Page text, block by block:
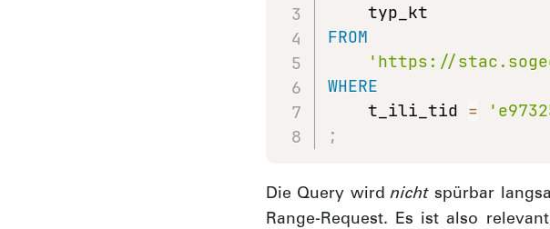
FROM
'https://
WHERE
    t_ili_tid
=
;
Die Query wirdnichtspürbar
Range-Request. Es ist also